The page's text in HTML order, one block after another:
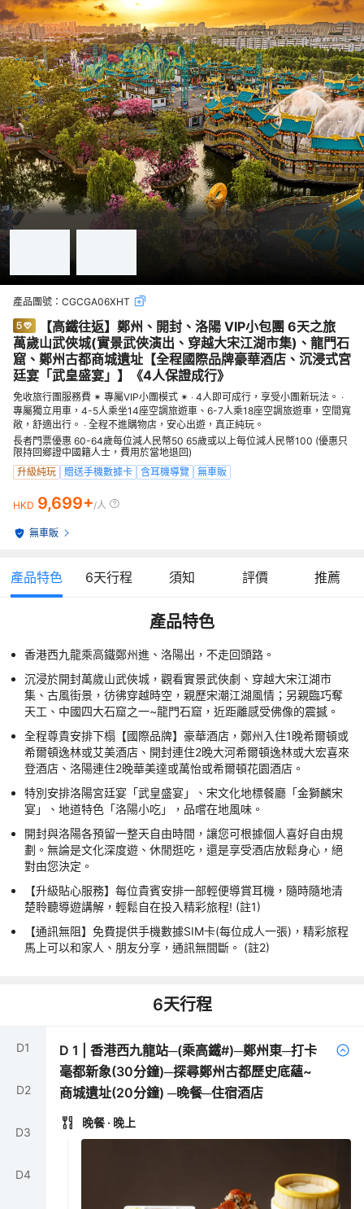
產品團號： CGCGA06XHT
【高鐵往返】鄭州、開封、洛陽 VIP小包團 6天之旅
萬歲山武俠城(實景武俠演出、穿越大宋江湖市集)、龍門石
窟、鄭州古都商城遺址【全程國際品牌豪華酒店、沉浸式宮
廷宴「武皇盛宴」】《4人保證成行》
免收旅行團服務費 ✴ 專屬VIP小團模式 ✴ ‧ 4人即可成行，享受小團新玩法。 ‧
專屬獨立用車，4-5人乘坐14座空調旅遊車、6-7人乘18座空調旅遊車，空間寬
敞，舒適出行。 ‧ 全程不進購物店，安心出遊，真正純玩。
長者門票優惠 60-64歲每位減人民幣50 65歲或以上每位減人民幣100 (優惠只
限持回鄉證中國籍人士，費用於當地退回)
升級純玩
贈送手機數據卡 含耳機導覽 無車販
HKD 9,699+/人
無車販
產品特色 6天行程 須知 評價 推薦
產品特色
香港西九龍乘高鐵鄭州進、洛陽出，不走回頭路。
沉浸於開封萬歲山武俠城，觀看實景武俠劇、穿越大宋江湖市
集、古風街景，彷彿穿越時空，親歷宋潮江湖風情；另親臨巧奪
天工、中國四大石窟之一~龍門石窟，近距離感受佛像的震撼。
全程尊貴安排下榻【國際品牌】豪華酒店，鄭州入住1晚希爾頓或
希爾頓逸林或艾美酒店、開封連住2晚大河希爾頓逸林或大宏喜來
登酒店、洛陽連住2晚華美達或萬怡或希爾頓花園酒店。
特別安排洛陽宮廷宴「武皇盛宴」、宋文化地標餐廳「金獅麟宋
宴」、地道特色「洛陽小吃」，品嚐在地風味。
開封與洛陽各預留一整天自由時間，讓您可根據個人喜好自由規
劃。無論是文化深度遊、休閒逛吃，還是享受酒店放鬆身心，絕
對由您決定。
【升級貼心服務】每位貴賓安排一部輕便導賞耳機，隨時隨地清
楚聆聽導遊講解，輕鬆自在投入精彩旅程! (註1)
【通訊無阻】免費提供手機數據SIM卡(每位成人一張)，精彩旅程
馬上可以和家人、朋友分享，通訊無間斷。 (註2)
6天行程
D1
D2
D3
D4
D1 |香港西九龍站─(乘高鐵#)─鄭州東─打卡
毫都新象(30分鐘)─探尋鄭州古都歷史底蘊~
商城遺址(20分鐘) ─晚餐─住宿酒店
晚餐 · 晚上